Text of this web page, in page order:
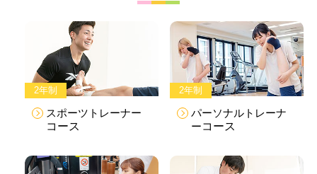
2年制
スポーツトレーナー
コース
2年制
パーソナルトレーナ
ーコース